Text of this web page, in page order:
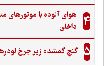
هوای آلوده با موتورهای
داخلی
گنجِ گمشده زیر چرخ لودرها